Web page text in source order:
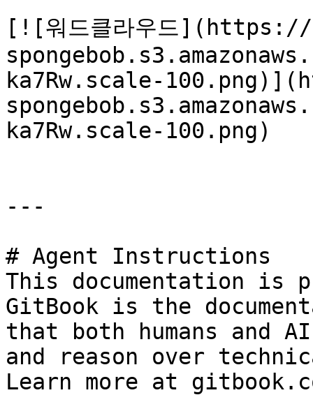
[![워드클라우드
ka7Rw.scale-
ka7Rw.scale-100.png)
---
# Agent Instructions
This documentation is
GitBook is the
that both humans and
and reason over
Learn more at